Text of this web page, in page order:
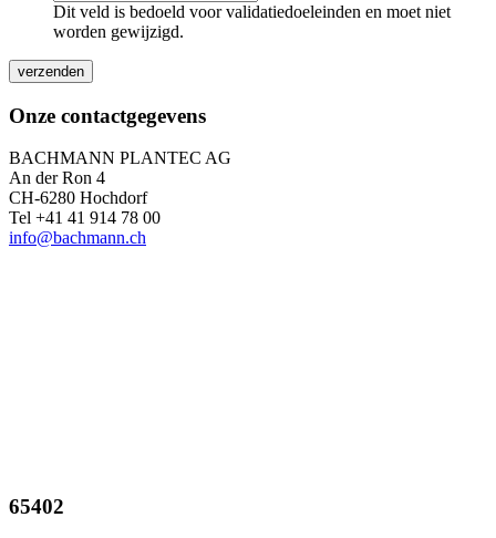
Dit veld is bedoeld voor validatiedoeleinden en moet niet
worden gewijzigd.
Onze contactgegevens
BACHMANN PLANTEC AG
An der Ron 4
CH-6280 Hochdorf
Tel +41 41 914 78 00
info@bachmann.ch
65402